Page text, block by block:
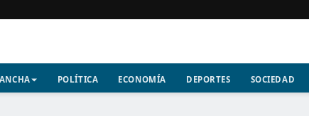
POLÍTICA ECONOMÍA DEPORTES SOCIEDAD